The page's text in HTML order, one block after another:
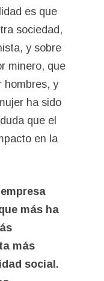
es que
sociedad,
y sobre
minero, que
hombres, y
ha sido
que el
en la
más ha
más
social.